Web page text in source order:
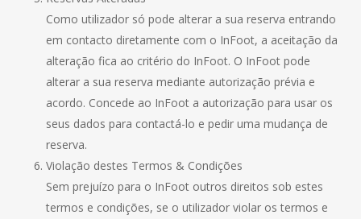
Como utilizador só pode alterar a sua reserva entrando
em contacto diretamente com o InFoot, a aceitação da
alteração fica ao critério do InFoot. O InFoot pode
alterar a sua reserva mediante autorização prévia e
acordo. Concede ao InFoot a autorização para usar os
seus dados para contactá-lo e pedir uma mudança de
reserva.
Violação destes Termos & Condições
Sem prejuízo para o InFoot outros direitos sob estes
termos e condições, se o utilizador violar os termos e